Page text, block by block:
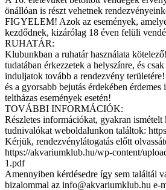
önállóan is részt vehetnek
FIGYELEM! Azok az események,
kezdődnek, kizárólag 18 éven felüli
RUHATÁR:
Klubunkban a ruhatár használata
tudatában érkezzetek a helyszínre, és
induljatok tovább a rendezvény
és a gyorsabb bejutás érdekében
teltházas események esetén!
TOVÁBBI INFORMÁCIÓK:
Részletes információkat, gyakran ismételt
tudnivalókat weboldalunkon találtok:
Kérjük, rendezvénylátogatás előtt
https://akvariumklub.hu/wp-content/
1.pdf
Amennyiben kérdésedre így sem találtál
bizalommal az info@akvariumklub.hu e-